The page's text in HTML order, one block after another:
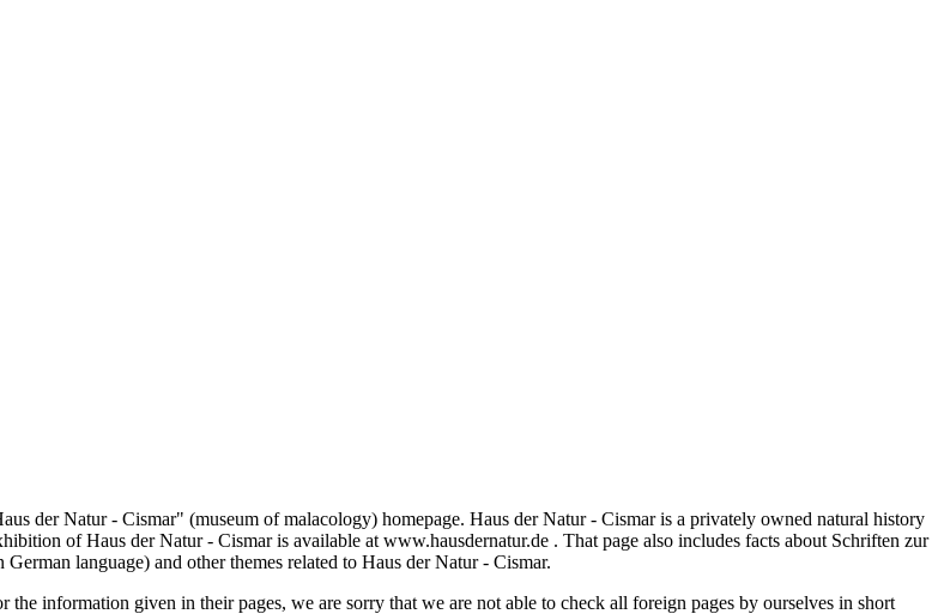
der Natur - Cismar" (museum of malacology) homepage. Haus der Natur - Cismar is a privately owned natural history
of Haus der Natur - Cismar is available at www.hausdernatur.de . That page also includes facts about Schriften zur
language) and other themes related to Haus der Natur - Cismar.
information given in their pages, we are sorry that we are not able to check all foreign pages by ourselves in short